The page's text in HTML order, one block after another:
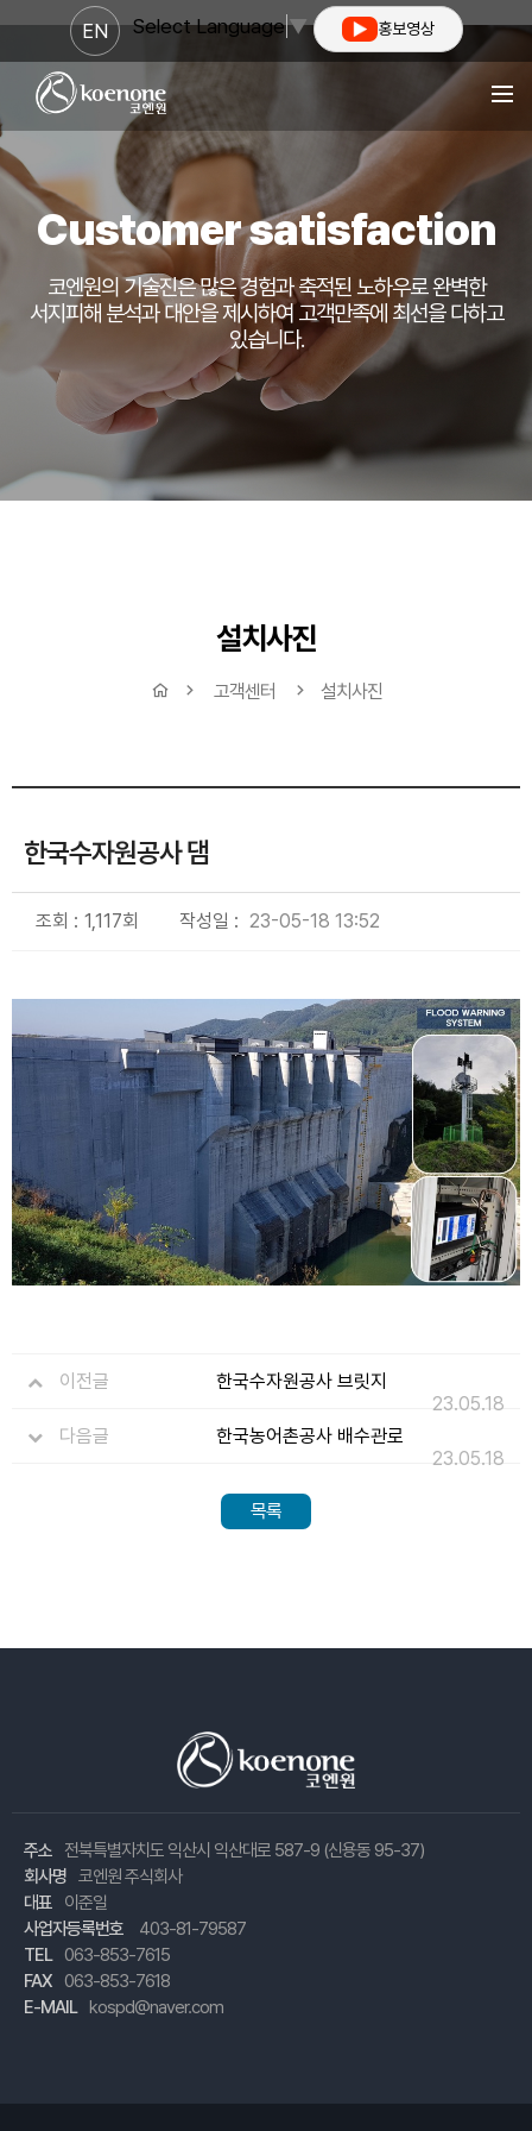
EN Select Language▼ 홍보영상
Customer satisfaction
코엔원의 기술진은 많은 경험과 축적된 노하우로 완벽한
서지피해 분석과 대안을 제시하여고객만족에 최선을 다하고
있습니다.
설치사진
고객센터 설치사진
한국수자원공사 댐
조회 : 1,117회 작성일 : 23-05-18 13:52
이전글
한국수자원공사 브릿지
23.05.18
다음글
한국농어촌공사 배수관로
23.05.18
목록
주소
전북특별자치도 익산시 익산대로 587-9 (신용동 95-37)
회사명 코엔원 주식회사
대표
이준일
사업자등록번호
403-81-79587
TEL
063-853-7615
FAX
063-853-7618
E-MAIL kospd@naver.com